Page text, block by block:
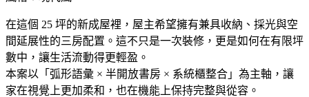
在這個 25 坪的新成屋裡，屋主希望擁有兼具收納、採光與空
間延展性的三房配置。這不只是一次裝修，更是如何在有限坪
數中，讓生活流動得更輕盈。
本案以「弧形語彙 × 半開放書房 × 系統櫃整合」為主軸，讓
家在視覺上更加柔和，也在機能上保持完整與從容。